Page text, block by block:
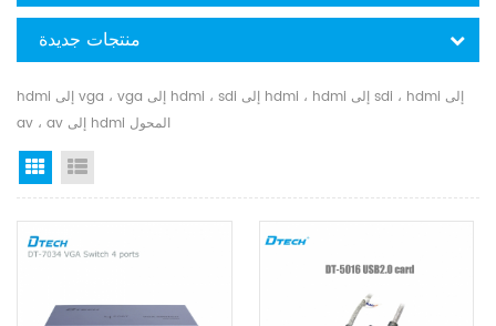
منتجات جديدة
hdmi إلى vga ، vga إلى hdmi ، sdi إلى hdmi ، hdmi إلى sdi ، hdmi إلى
av ، av إلى hdmi المحول
Grid View